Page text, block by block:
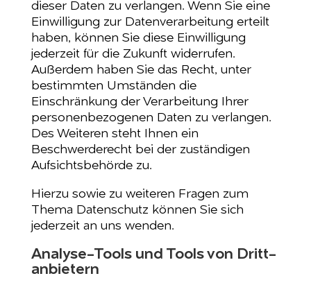
dieser Daten zu verlangen. Wenn Sie eine
Einwilligung zur Datenverarbeitung erteilt
haben, können Sie diese Einwilligung
jederzeit für die Zukunft widerrufen.
Außerdem haben Sie das Recht, unter
bestimmten Umständen die
Einschränkung der Verarbeitung Ihrer
personenbezogenen Daten zu verlangen.
Des Weiteren steht Ihnen ein
Beschwerderecht bei der zuständigen
Aufsichtsbehörde zu.
Hierzu sowie zu weiteren Fragen zum
Thema Datenschutz können Sie sich
jederzeit an uns wenden.
Analyse-Tools und Tools von Dritt­
anbietern